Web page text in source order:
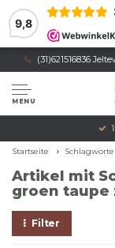
9,8
(31)621516836
MENU
Startseite Schlagworte
Artikel mit
groen taupe
Filter